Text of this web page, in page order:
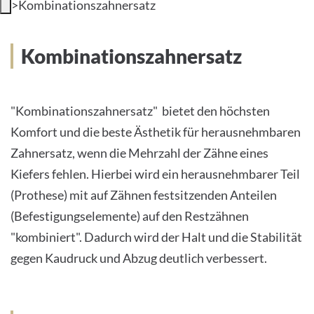
PRESSE
HOME
PATIENTEN &AMP; BESUCHER
MEDIZINISCHE FAKULTÄT
>Kombinationszahnersatz
Kombinationszahnersatz
"Kombinationszahnersatz" bietet den höchsten
Komfort und die beste Ästhetik für herausnehmbaren
Zahnersatz, wenn die Mehrzahl der Zähne eines
Kiefers fehlen. Hierbei wird ein herausnehmbarer Teil
(Prothese) mit auf Zähnen festsitzenden Anteilen
(Befestigungselemente) auf den Restzähnen
"kombiniert". Dadurch wird der Halt und die Stabilität
gegen Kaudruck und Abzug deutlich verbessert.